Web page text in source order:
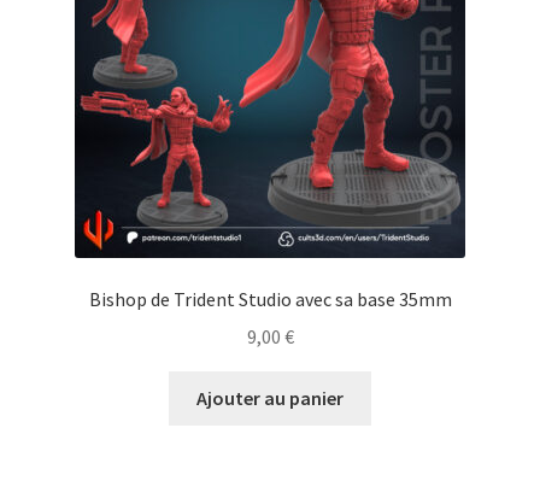
Bishop de Trident Studio avec sa base 35mm
9,00 €
Ajouter au panier